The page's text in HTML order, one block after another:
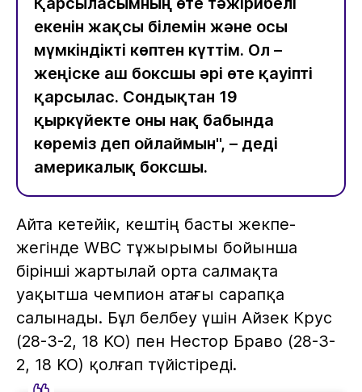
екенін жақсы білемін және осы
мүмкіндікті көптен күттім. Ол –
жеңіске аш боксшы әрі өте қауіпті
қарсылас. Сондықтан 19
қыркүйекте оны нақ бабында
көреміз деп ойлаймын", – деді
америкалық боксшы.
Айта кетейік, кештің басты жекпе-
жегінде WBC тұжырымы бойынша
бірінші жартылай орта салмақта
уақытша чемпион атағы сарапқа
салынады. Бұл белбеу үшін Айзек Крус
(28-3-2, 18 KO) пен Нестор Браво (28-3-
2, 18 KO) қолғап түйістіреді.